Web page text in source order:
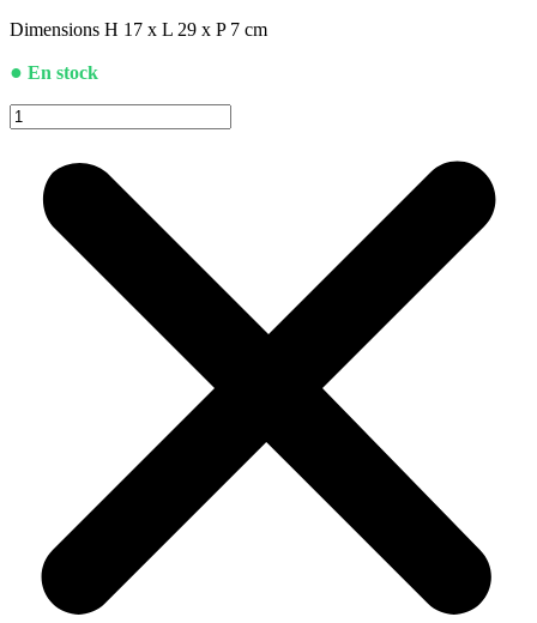
Dimensions H 17 x L 29 x P 7 cm
● En stock